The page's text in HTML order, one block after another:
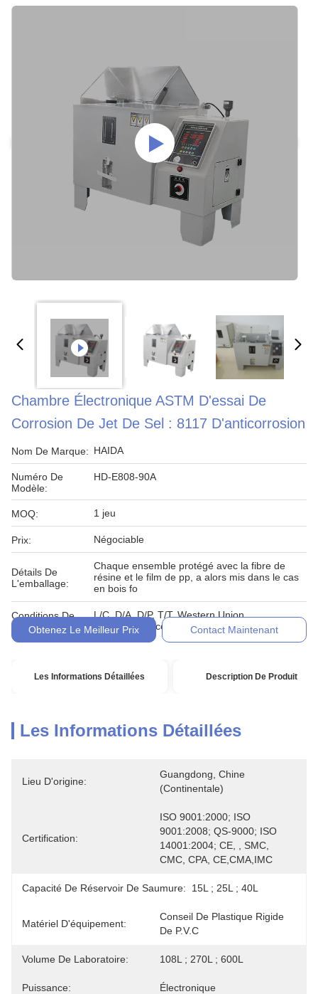
Chambre Électronique ASTM D'essai De
Corrosion De Jet De Sel : 8117 D'anticorrosion
Nom De Marque: HAIDA
Numéro De
Modèle:
HD-E808-90A
MOQ: 1 jeu
Prix: Négociable
Détails De
L'emballage:
Chaque ensemble protégé avec la fibre de
résine et le film de pp, a alors mis dans le cas
en bois fo
Conditions De
Paiement:
L/C, D/A, D/P, T/T, Western Union,
MoneyGram, comptant, engagement
Obtenez Le Meilleur Prix Contact Maintenant
Les Informations Détaillées Description De Produit
Les Informations Détaillées
Lieu D'origine:
Guangdong, Chine
(continentale)
Certification:
ISO 9001:2000; ISO
9001:2008; QS-9000; ISO
14001:2004; CE, , SMC,
CMC, CPA, CE,CMA,IMC
Capacité De Réservoir De Saumure: 15L ; 25L ; 40L
Matériel D'équipement:
Conseil De Plastique Rigide
De P.V.C
Volume De Laboratoire: 108L ; 270L ; 600L
Puissance: Électronique